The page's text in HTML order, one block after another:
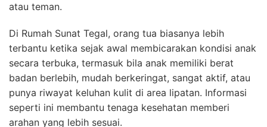
atau teman.
Di Rumah Sunat Tegal, orang tua biasanya lebih
terbantu ketika sejak awal membicarakan kondisi anak
secara terbuka, termasuk bila anak memiliki berat
badan berlebih, mudah berkeringat, sangat aktif, atau
punya riwayat keluhan kulit di area lipatan. Informasi
seperti ini membantu tenaga kesehatan memberi
arahan yang lebih sesuai.